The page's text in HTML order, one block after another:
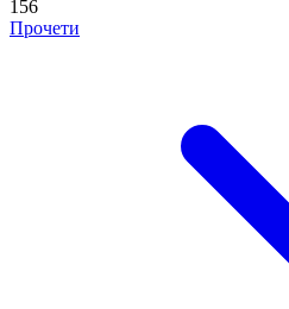
156
Прочети